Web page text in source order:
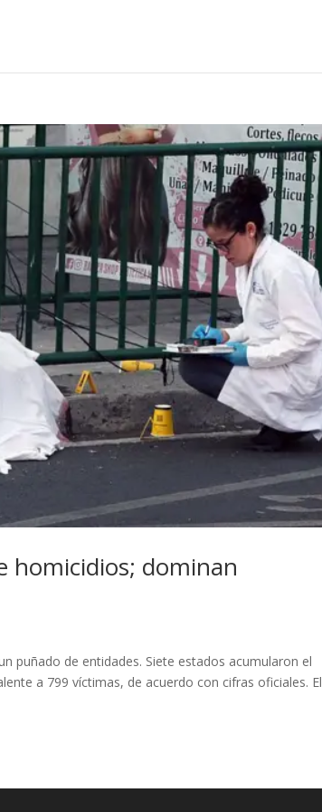
homicidios; dominan
puñado de entidades. Siete estados acumularon el
a 799 víctimas, de acuerdo con cifras oficiales. El